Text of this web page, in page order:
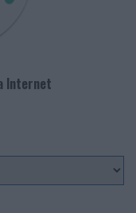
Internet